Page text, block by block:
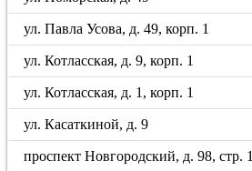
ул. Павла Усова, д. 49, корп. 1
ул. Котласская, д. 9, корп. 1
ул. Котласская, д. 1, корп. 1
ул. Касаткиной, д. 9
проспект Новгородский, д. 98, стр. 1